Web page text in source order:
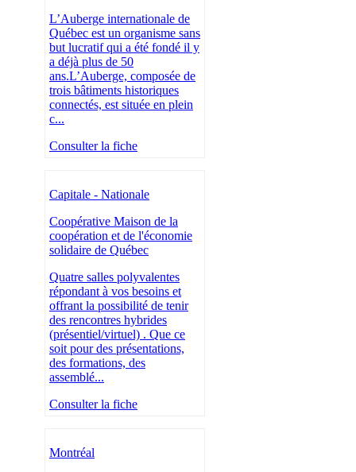
L’Auberge internationale de
Québec est un organisme sans
but lucratif qui a été fondé il y
a déjà plus de 50
ans.‍L’Auberge, composée de
trois bâtiments historiques
connectés, est située en plein
c...
Consulter la fiche
Capitale - Nationale
Coopérative Maison de la
coopération et de l'économie
solidaire de Québec
Quatre salles polyvalentes
répondant à vos besoins et
offrant la possibilité de tenir
des rencontres hybrides
(présentiel/virtuel) . Que ce
soit pour des présentations,
des formations, des
assemblé...
Consulter la fiche
Montréal